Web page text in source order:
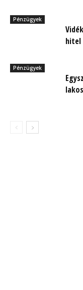
Pénzügyek
hitel
Pénzügyek